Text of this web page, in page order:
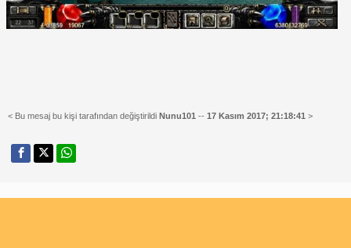
< Bu mesaj bu kişi tarafından değiştirildi Nunu101 -- 17 Kasım 2017; 21:18:41 >